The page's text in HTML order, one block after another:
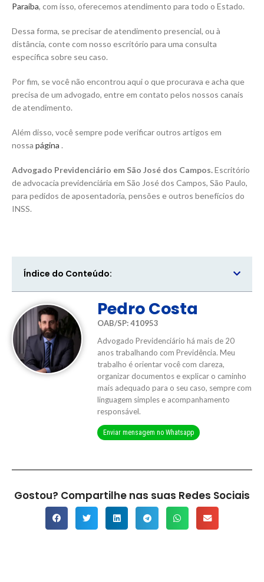
Paraíba, com isso, oferecemos atendimento para todo o Estado.
Dessa forma, se precisar de atendimento presencial, ou à
distância, conte com nosso escritório para uma consulta
específica sobre seu caso.
Por fim, se você não encontrou aqui o que procurava e acha que
precisa de um advogado, entre em contato pelos nossos canais
de atendimento.
Além disso, você sempre pode verificar outros artigos em
nossa página .
Advogado Previdenciário em São José dos Campos.Escritório
de advocacia previdenciária em São José dos Campos, São Paulo,
para pedidos de aposentadoria, pensões e outros benefícios do
INSS.
Índice do Conteúdo:
Pedro Costa
OAB/SP: 410953
Advogado Previdenciário há mais de 20
anos trabalhando com Previdência. Meu
trabalho é orientar você com clareza,
organizar documentos e explicar o caminho
mais adequado para o seu caso, sempre com
linguagem simples e acompanhamento
responsável.
Enviar mensagem no Whatsapp
Gostou? Compartilhe nas suas Redes Sociais